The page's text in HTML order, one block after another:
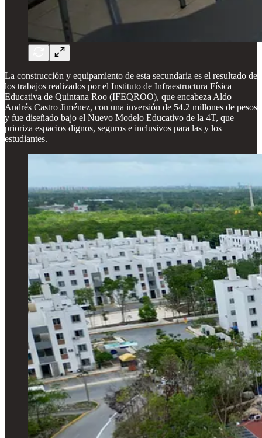
La construcción y equipamiento de esta secundaria es el resultado de
los trabajos realizados por el Instituto de Infraestructura Física
Educativa de Quintana Roo (IFEQROO), que encabeza Aldo
Andrés Castro Jiménez, con una inversión de 54.2 millones de pesos
y fue diseñado bajo el Nuevo Modelo Educativo de la 4T, que
prioriza espacios dignos, seguros e inclusivos para las y los
estudiantes.